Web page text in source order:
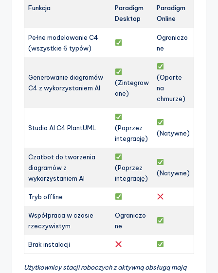
Funkcja
Paradigm
Desktop
Paradigm
Online
Pełne modelowanie C4
(wszystkie 6 typów)
Ograniczo
ne
Generowanie diagramów
C4 z wykorzystaniem AI
(Zintegrow
ane)
(Oparte
na
chmurze)
Studio AI C4 PlantUML
(Poprzez
integrację)
(Natywne)
Czatbot do tworzenia
diagramów z
wykorzystaniem AI
(Poprzez
integrację)
(Natywne)
Tryb offline
Współpraca w czasie
rzeczywistym
Ograniczo
ne
Brak instalacji
Użytkownicy stacji roboczych z aktywną obsługą mają